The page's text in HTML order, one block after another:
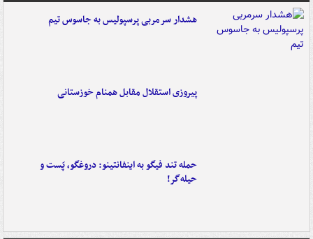
هشدار سرمربی پرسپولیس به جاسوس تیم
پیروزی استقلال مقابل همنام خوزستانی
حمله تند فیگو به اینفانتینو: دروغگو، پَست‌ و
حیله‌گر!